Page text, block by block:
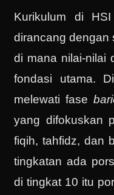
Kurikulum di
dirancang dengan
di mana nilai-nilai
fondasi utama.
melewati fase
yang difokuskan
fiqih, tahfidz, dan
tingkatan ada
di tingkat 10 itu